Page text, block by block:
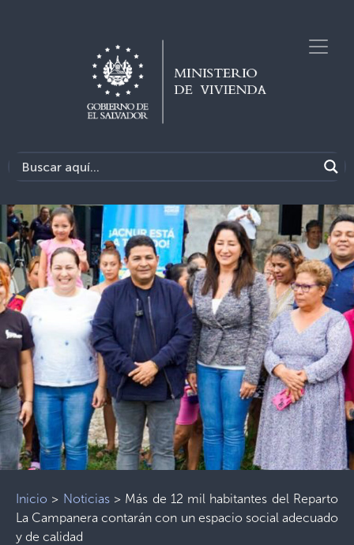
Inicio > Noticias> Más de 12 mil habitantes del Reparto
La Campanera contarán con un espacio social adecuado
y de calidad